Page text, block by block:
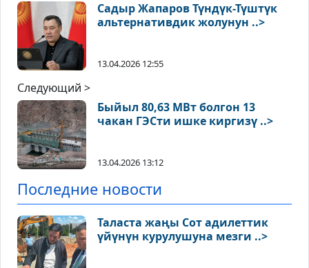
Садыр Жапаров Түндүк-Түштүк
альтернативдик жолунун ..>
13.04.2026 12:55
Следующий >
Быйыл 80,63 МВт болгон 13
чакан ГЭСти ишке киргизү ..>
13.04.2026 13:12
Последние новости
Таласта жаңы Сот адилеттик
үйүнүн курулушуна мезги ..>